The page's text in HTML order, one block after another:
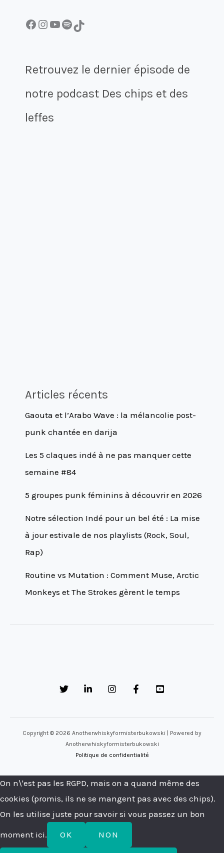
Facebook InstagramYouTube Spotify TikTok
Retrouvez le dernier épisode de
notre podcast Des chips et des
leffes
Articles récents
Gaouta et l’Arabo Wave : la mélancolie post-
punk chantée en darija
Les 5 claques indé à ne pas manquer cette
semaine #84
5 groupes punk féminins à découvrir en 2026
Notre sélection Indé pour un bel été : La mise
à jour estivale de nos playlists (Rock, Soul,
Rap)
Routine vs Mutation : Comment Muse, Arctic
Monkeys et The Strokes gèrent le temps
Copyright © 2026 Anotherwhiskyformisterbukowski | Powered by
Anotherwhiskyformisterbukowski
Politique de confidentialité
On n\'est pas les RGPD, mais on a quand même des
cookies (promis, ils ne se mangent pas avec des chips).
On les utilise juste pour savoir si vous passez un bon
moment ici. OK NON